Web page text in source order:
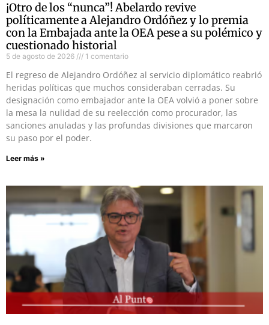
¡Otro de los “nunca”! Abelardo revive
políticamente a Alejandro Ordóñez y lo premia
con la Embajada ante la OEA pese a su polémico y
cuestionado historial
5 de agosto de 2026 1 comentario
El regreso de Alejandro Ordóñez al servicio diplomático reabrió
heridas políticas que muchos consideraban cerradas. Su
designación como embajador ante la OEA volvió a poner sobre
la mesa la nulidad de su reelección como procurador, las
sanciones anuladas y las profundas divisiones que marcaron
su paso por el poder.
Leer más »